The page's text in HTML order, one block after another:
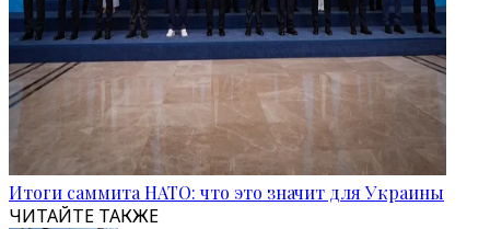
Итоги саммита НАТО: что это значит для Украины
ЧИТАЙТЕ ТАКЖЕ